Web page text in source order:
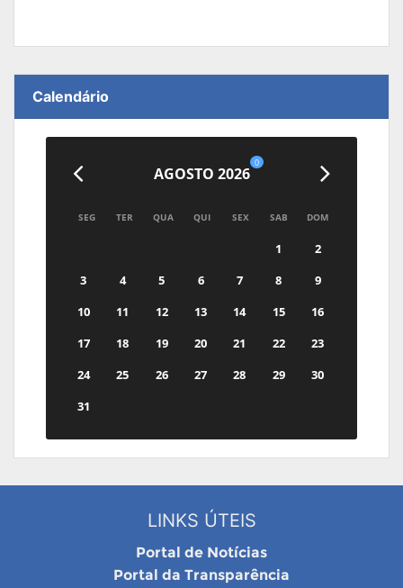
Calendário
AGOSTO 2026
0
SEG TER QUA QUI SEX SAB DOM
1
2
3
4 5 6 7 8
9
10
11 12 13 14 15
16
17
18 19 20 21 22
23
24
25 26 27 28 29
30
31
LINKS ÚTEIS
Portal de Notícias
Portal da Transparência